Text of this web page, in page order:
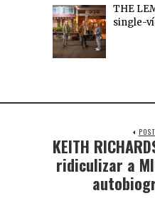
THE
single-
KEITH
ridiculizar a